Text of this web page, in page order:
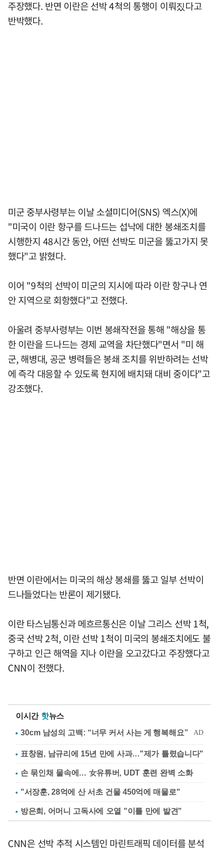
주장했다. 반면 이란은 선박 4척의 통행이 이뤄짔다고
반박했다.
미군 중부사령부는 이날 소셜미디어(SNS) 엑스(X)에
"미국이 이란 항구를 드나드는 섭낙에 대한 봉쇄조치를
시행한지 48시간 동안, 어떤 선박도 미군을 뚫고가지 못
했다"고 밝혔다.
이어 "9척의 선박이 미군의 지시에 따라 이란 항구나 연
안 지역으로 회항했다"고 전했다.
아울려 중부사령부는 이번 봉쇄작전을 통해 "해상을 통
한 이란을 드나드는 경제 교역을 차단했다"면서 "미 해
군, 해병대, 공군 병력들은 봉쇄 조치를 위반하려는 선박
에 즉각 대응할 수 있도록 현지에 배치돼 대비 중이다"고
강조했다.
반면 이란에서는 미국의 해상 봉쇄를 뚫고 일부 선박이
드나들었다는 반론이 제기됐다.
이란 타스님통신과 메흐르통신은 이날 그리스 선박 1척,
중국 선박 2척, 이란 선박 1척이 미국의 봉쇄조치에도 불
구하고 인근 해역을 지나 이란을 오고갔다고 주장했다고
CNN이 전했다.
이시간 핫뉴스
표창원, 남규리에 15년 만에 사과…"제가 틀렸습니다"
손 묶인채 물속에… 女유튜버, UDT 훈련 완벽 소화
"서장훈, 28억에 산 서초 건물 450억에 매물로"
방은희, 어머니 고독사에 오열 "이틀 만에 발견"
CNN은 선박 추적 시스템인 마린트래픽 데이터를 분석